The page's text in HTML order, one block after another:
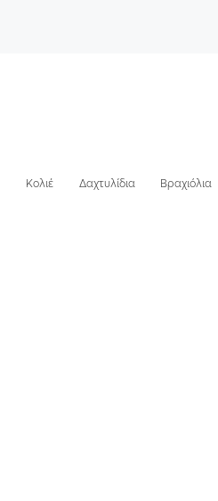
Κολιέ Δαχτυλίδια Βραχιόλια